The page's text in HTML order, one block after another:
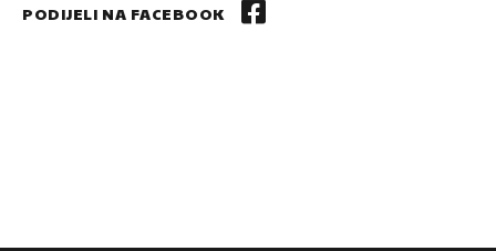
PODIJELI NA FACEBOOK